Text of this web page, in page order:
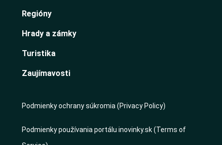
Regióny
Hrady a zámky
Turistika
Zaujímavosti
Podmienky ochrany súkromia (Privacy Policy)
Podmienky používania portálu inovinky.sk (Terms of